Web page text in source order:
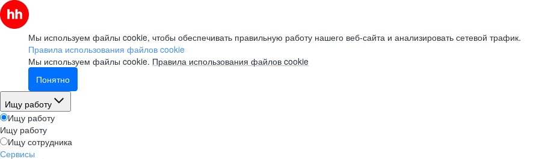
Мы используем файлы cookie, чтобы обеспечивать правильную работу нашего веб-сайта и анализировать сетевой трафик.
Правила использования файлов cookie
Мы используем файлы cookie. Правила использования файлов cookie
Понятно
Ищу работу
Ищу работу
Ищу работу
Ищу сотрудника
Сервисы